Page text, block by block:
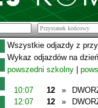
Wszystkie odjazdy z
Wykaz odjazdów na
powszedni szkolny
10:07 12 »
12:07
12 »